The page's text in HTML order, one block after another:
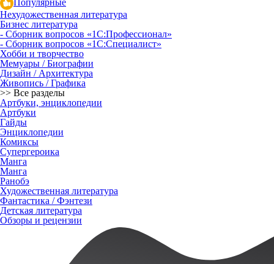
Нехудожественная литература
Бизнес литература
- Сборник вопросов «1С:Профессионал»
- Сборник вопросов «1С:Специалист»
Хобби и творчество
Мемуары / Биографии
Дизайн / Архитектура
Живопись / Графика
>> Все разделы
Артбуки, энциклопедии
Артбуки
Гайды
Энциклопедии
Комиксы
Супергероика
Манга
Манга
Ранобэ
Художественная литература
Фантастика / Фэнтези
Детская литература
Обзоры и рецензии